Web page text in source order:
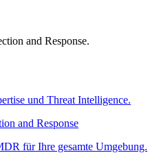
and Response.
und Threat Intelligence.
and Response
für Ihre gesamte Umgebung.